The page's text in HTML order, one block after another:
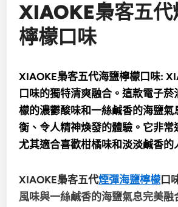
XIAOKE梟客五代
檸檬口味
XIAOKE梟客五代海鹽檸檬口味:
口味的獨特清爽融合。這款電子
檬的濃鬱酸味和一絲鹹香的海鹽氣
衡、令人精神煥發的體驗。它非常
尤其適合喜歡柑橘味和淡淡鹹香的
XIAOKE梟客五代煙彈海鹽檸檬 口
風味與一絲鹹香的海鹽氣息完美融